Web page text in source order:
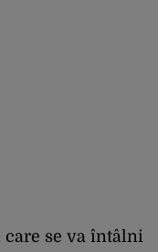
care se va întâlni